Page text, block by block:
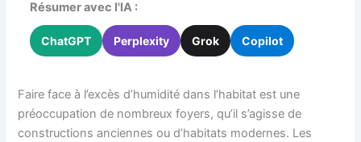
Résumer avec l'IA :
ChatGPT Perplexity Grok Copilot
Faire face à l’excès d’humidité dans l’habitat est une
préoccupation de nombreux foyers, qu’il s’agisse de
constructions anciennes ou d’habitats modernes. Les